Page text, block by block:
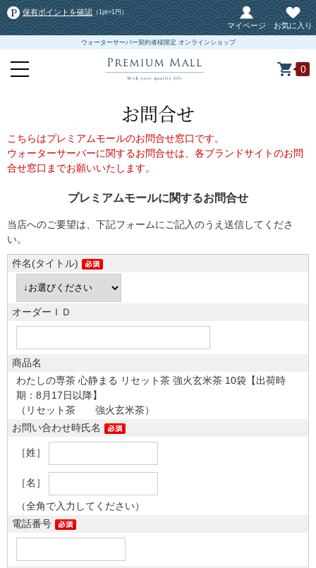
保有ポイントを確認 （1pt=1円）
マイページ お気に入り
ウォーターサーバー契約者様限定 オンラインショップ
0
お問合せ
こちらはプレミアムモールのお問合せ窓口です。
ウォーターサーバーに関するお問合せは、各ブランドサイトのお問
合せ窓口までお願いいたします。
プレミアムモールに関するお問合せ
当店へのご要望は、下記フォームにご記入のうえ送信してくださ
い。
件名(タイトル)
オーダーＩＤ
商品名
わたしの専茶 心静まる リセット茶 強火玄米茶 10袋【出荷時
期：8月17日以降】
（リセット茶 強火玄米茶）
お問い合わせ時氏名
［姓］
［名］
（全角で入力してください）
電話番号